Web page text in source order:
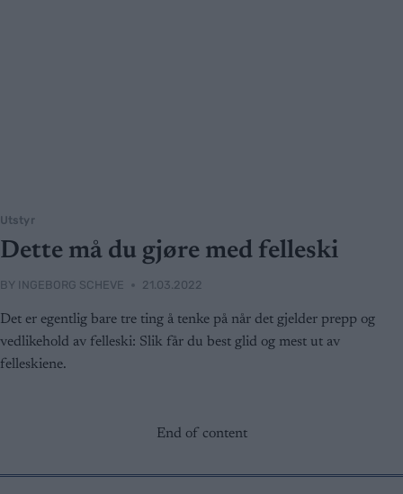
Utstyr
Dette må du gjøre med felleski
BY INGEBORG SCHEVE 21.03.2022
Det er egentlig bare tre ting å tenke på når det gjelder prepp og
vedlikehold av felleski: Slik får du best glid og mest ut av
felleskiene.
End of content